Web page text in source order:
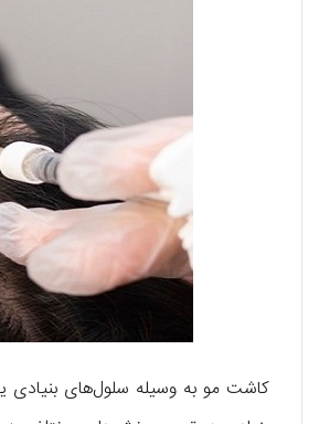
کاشت مو به وسیله سلول‌های بنیادی